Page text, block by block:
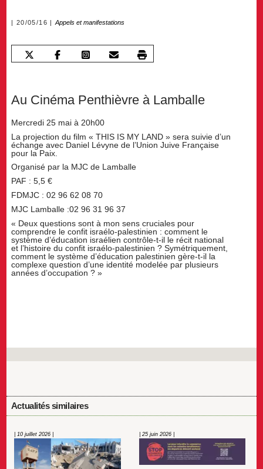
20/05/16 Appels et manifestations
Au Cinéma Penthièvre à Lamballe
Mercredi 25 mai à 20h00
La projection du film « THIS IS MY LAND » sera suivie d’un
échange avec Daniel Lévyne de l’Union Juive Française
pour la Paix.
Organisé par la MJC de Lamballe
PAF : 5,5 €
FDMJC : 02 96 62 08 70
MJC Lamballe :02 96 31 96 37
« Deux questions sont à mon sens cruciales pour
comprendre le confit israélo-palestinien : comment le
système d’éducation israélien contrôle-t-il le récit national
et l’histoire du confit israélo-palestinien ? Symétriquement,
comment le système d’éducation palestinien gère-t-il la
complexe question d’une identité modelée par plusieurs
années d’occupation ? »
Actualités similaires
| 10 juillet 2026 | | 25 juin 2026 |